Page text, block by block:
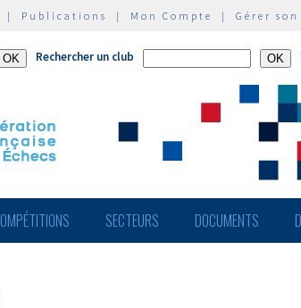
| Publications | Mon Compte | Gérer
Rechercher un club
SECTEURS DOCUMENTS